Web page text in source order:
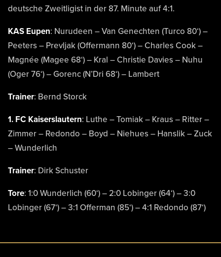
deutsche Zweitligist in der 87. Minute auf 4:1.
KAS Eupen: Nurudeen – Van Genechten (Turco 80‘) –
Peeters – Prevljak (Offermann 80‘) – Charles Cook –
Magnée (Magee 68‘) – Kral – Christie Davies – Nuhu
(Oger 76‘) – Gorenc (N’Dri 68‘) – Lambert
Trainer: Bernd Storck
1. FC Kaiserslautern: Luthe – Tomiak – Kraus – Ritter –
Zimmer – Redondo – Boyd – Niehues – Hanslik – Zuck
– Wunderlich
Trainer: Dirk Schuster
Tore: 1:0 Wunderlich (60‘) – 2:0 Lobinger (64‘) – 3:0
Lobinger (67‘) – 3:1 Offerman (85‘) – 4:1 Redondo (87‘)